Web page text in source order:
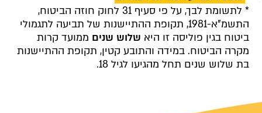
* לתשומת לבך, על פי סעיף 31 לחוק חוזה הביטוח,
התשמ"א-1981, תקופת ההתיישנות של תביעה לתגמולי
ביטוח בגין פוליסה זו היא שלוש שנים ממועד קרות
מקרה הביטוח. במידה והתובע קטין, תקופת ההתיישנות
בת שלוש שנים תחל מהגיעו לגיל 18.